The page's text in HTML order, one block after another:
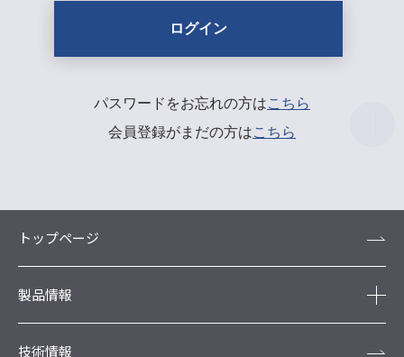
パスワードをお忘れの方はこちら
会員登録がまだの方はこちら
トップページ
製品情報
技術情報